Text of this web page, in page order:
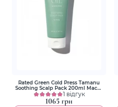
Rated Green Cold Press Tamanu
Soothing Scalp Pack 200ml Маска
заспокійлива з олією таману
1 відгук
1065 грн